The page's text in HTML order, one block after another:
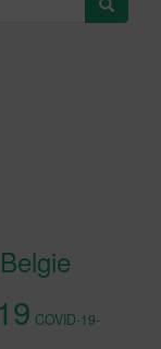
Belgie
COVID-19-